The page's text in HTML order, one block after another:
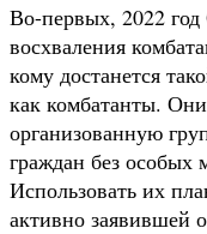
Во-первых, 2022 год
восхваления
кому достанется
как комбатанты.
организованную
граждан без
Использовать их
активно заявившей